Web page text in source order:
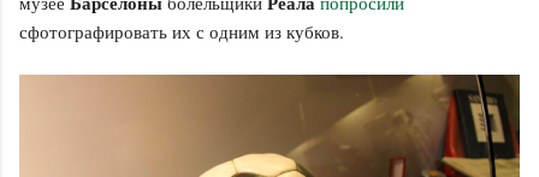
сфотографировать их с одним из кубков.